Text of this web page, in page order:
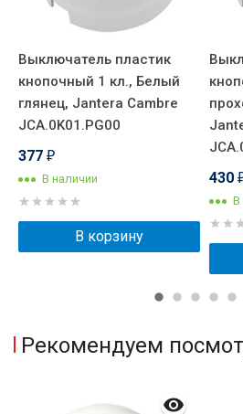
Выключатель пластик
кнопочный 1 кл., Белый
глянец, Jantera Cambre
JCA.0K01.PG00
377 ₽
В наличии
В корзину
430
В
Рекомендуем